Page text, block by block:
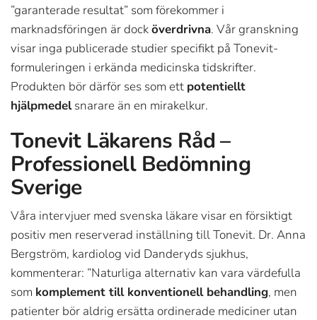
”garanterade resultat” som förekommer i
marknadsföringen är docköverdrivna. Vår granskning
visar inga publicerade studier specifikt på Tonevit-
formuleringen i erkända medicinska tidskrifter.
Produkten bör därför ses som ett potentiellt
hjälpmedelsnarare än en mirakelkur.
Tonevit Läkarens Råd –
Professionell Bedömning
Sverige
Våra intervjuer med svenska läkare visar en försiktigt
positiv men reserverad inställning till Tonevit. Dr. Anna
Bergström, kardiolog vid Danderyds sjukhus,
kommenterar: ”Naturliga alternativ kan vara värdefulla
som komplement till konventionell behandling, men
patienter bör aldrig ersätta ordinerade mediciner utan